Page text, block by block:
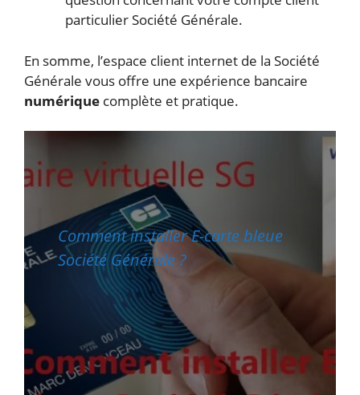
particulier Société Générale.
En somme, l’espace client internet de la Société
Générale vous offre une expérience bancaire
numérique complète et pratique.
Comment installer E-carte bleue
Société Générale ?